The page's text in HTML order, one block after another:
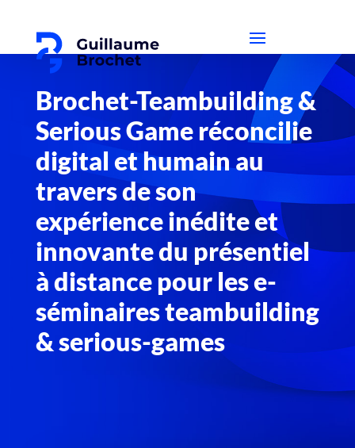
Brochet-Teambuilding &
Serious Game réconcilie
digital et humain au
travers de son
expérience inédite et
innovante du présentiel
à distance pour les e-
séminaires teambuilding
& serious-games